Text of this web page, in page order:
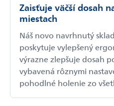
Zaisťuje väčší dosah
miestach
Náš novo navrhnutý
poskytuje vylepšený
výrazne zlepšuje dosah
vybavená rôznymi
pohodlné holenie zo